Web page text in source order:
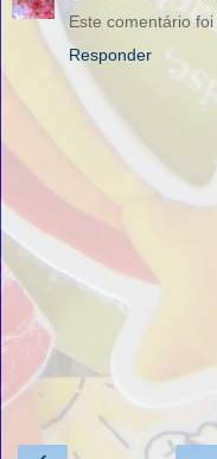
Este comentário
Responder